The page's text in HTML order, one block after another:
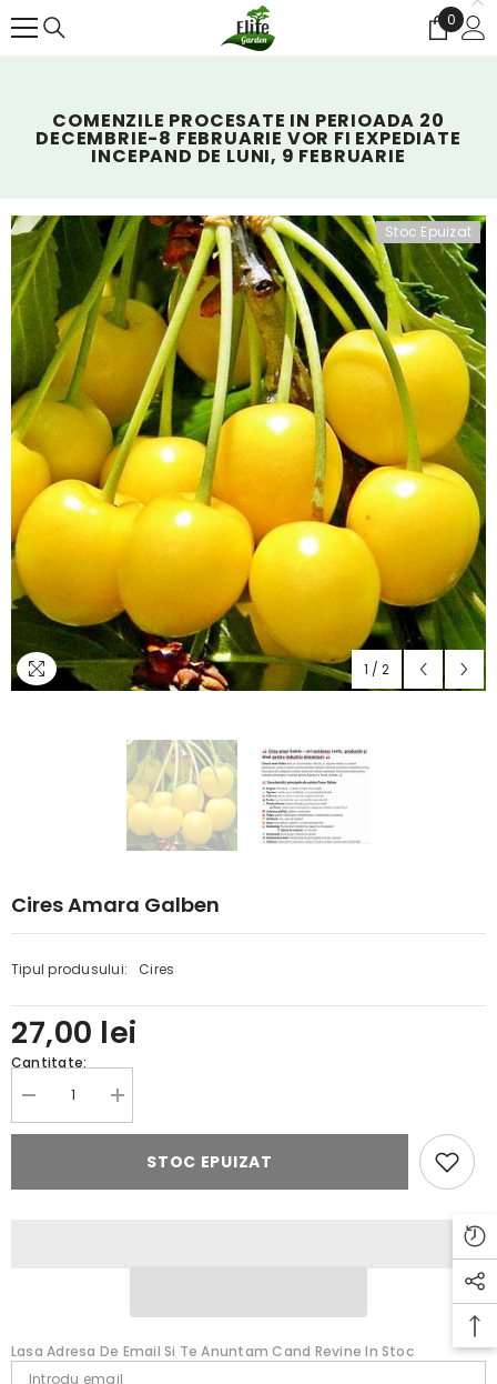
0
0
COMENZILE PROCESATE IN PERIOADA 20
DECEMBRIE-8 FEBRUARIE VOR FI EXPEDIATE
INCEPAND DE LUNI, 9 FEBRUARIE
Stoc Epuizat
1 / 2
Cires Amara Galben
Tipul produsului: Cires
27,00 lei
Cantitate:
Reduceți
cantitatea
pentru
Galben
Creșteți
cantitatea
pentru
Amara
Galben
STOC EPUIZAT
Lasa Adresa De Email Si Te Anuntam Cand Revine In Stoc